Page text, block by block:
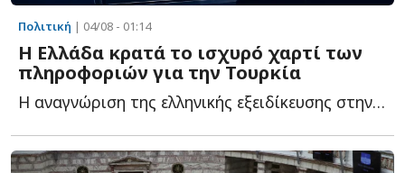
Πολιτική | 04/08 - 01:14
Η Ελλάδα κρατά το ισχυρό χαρτί των
πληροφοριών για την Τουρκία
Η αναγνώριση της ελληνικής εξειδίκευσης στην Τουρκία δ...